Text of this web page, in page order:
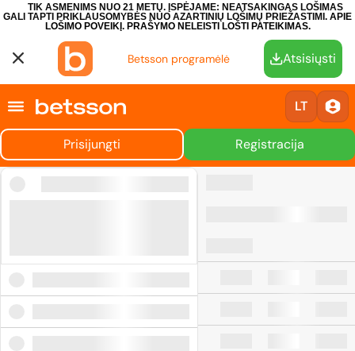
TIK ASMENIMS NUO 21 METŲ. ĮSPĖJAME: NEATSAKINGAS LOŠIMAS
GALI TAPTI PRIKLAUSOMYBĖS NUO AZARTINIŲ LOŠIMŲ PRIEŽASTIMI. APIE
LOŠIMO POVEIKĮ. PRAŠYMO NELEISTI LOŠTI PATEIKIMAS.
Betsson programėlė Atsisiųsti
LT
Prisijungti Registracija